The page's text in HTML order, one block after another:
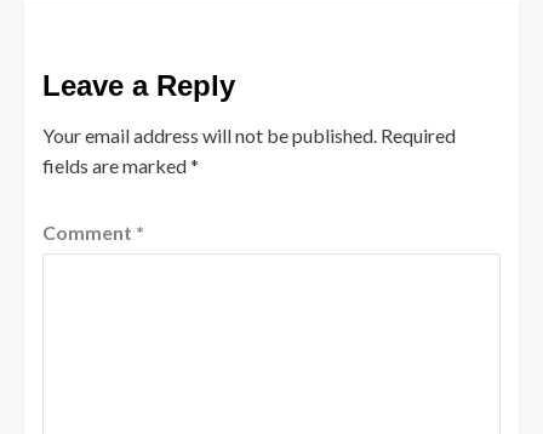
Leave a Reply
Your email address will not be published. Required
fields are marked*
Comment *